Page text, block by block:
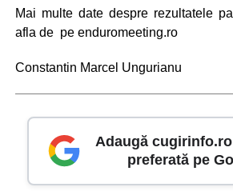
Mai multe date despre rezultatele
afla de pe enduromeeting.ro
Constantin Marcel Ungurianu
Adaugă
preferată pe